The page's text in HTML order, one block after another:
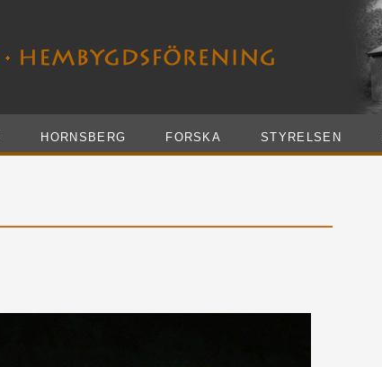
HORNSBERG FORSKA STYRELSEN